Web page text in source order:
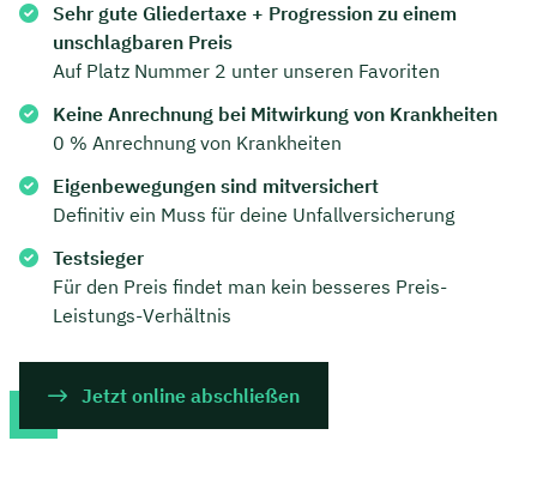
Sehr gute Gliedertaxe + Progression zu einem
unschlagbaren Preis
Auf Platz Nummer 2 unter unseren Favoriten
Keine Anrechnung bei Mitwirkung von Krankheiten
0 % Anrechnung von Krankheiten
Eigenbewegungen sind mitversichert
Definitiv ein Muss für deine Unfallversicherung
Testsieger
Für den Preis findet man kein besseres Preis-
Leistungs-Verhältnis
Jetzt online abschließen